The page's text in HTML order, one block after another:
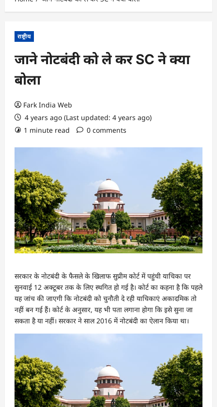
राष्ट्रीय
जाने नोटबंदी को ले कर SC ने क्या
बोला
Fark India Web
4 years ago (Last updated: 4 years ago)
1 minute read
0 comments
सरकार के नोटबंदी के फैसले के खिलाफ सुप्रीम कोर्ट में पहुंची याचिका पर
सुनवाई 12 अक्टूबर तक के लिए स्थगित हो गई है। कोर्ट का कहना है कि पहले
यह जांच की जाएगी कि नोटबंदी को चुनौती दे रही याचिकाएं अकादमिक तो
नहीं बन गई हैं। कोर्ट के अनुसार, यह भी पता लगाना होगा कि इसे सुना जा
सकता है या नहीं। सरकार ने साल 2016 में नोटबंदी का ऐलान किया था।